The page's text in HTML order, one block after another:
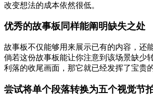
改变想法的成本依然很低。
优秀的故事板同样能阐明缺失之处
故事板不仅能够用来展示已有的内容，还
倘若这份故事板能让你注意到该场景缺少
利落的收尾画面，那它就已经发挥了宝贵
尝试将单个段落转换为五个视觉节